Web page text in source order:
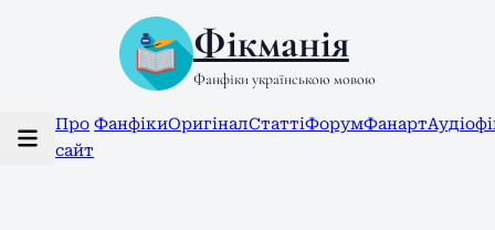
Фікманія
Фанфіки українською мовою
Про
сайт
ФанфікиОригіналСтаттіФорумФанарт